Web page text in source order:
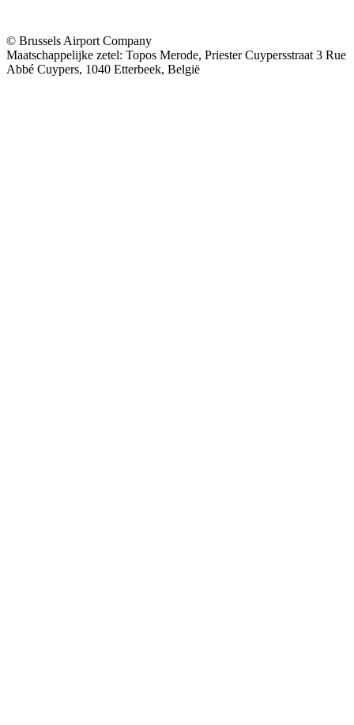
© Brussels Airport Company
Maatschappelijke zetel: Topos Merode, Priester Cuypersstraat 3 Rue
Abbé Cuypers, 1040 Etterbeek, België